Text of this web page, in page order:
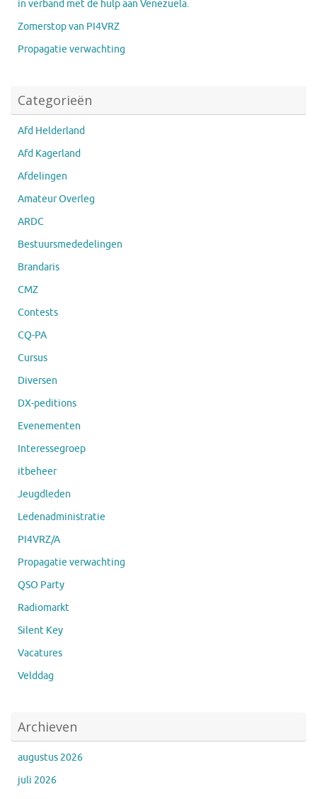
in verband met de hulp aan Venezuela.
Zomerstop van PI4VRZ
Propagatie verwachting
Categorieën
Afd Helderland
Afd Kagerland
Afdelingen
Amateur Overleg
ARDC
Bestuursmededelingen
Brandaris
CMZ
Contests
CQ-PA
Cursus
Diversen
DX-peditions
Evenementen
Interessegroep
itbeheer
Jeugdleden
Ledenadministratie
PI4VRZ/A
Propagatie verwachting
QSO Party
Radiomarkt
Silent Key
Vacatures
Velddag
Archieven
augustus 2026
juli 2026